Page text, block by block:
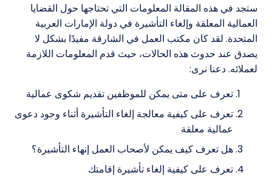
ستجد في هذه المقالة المعلومات التي تحتاجها حول القضايا
العمالية المعلقة وإلغاء التأشيرة في دولة الإمارات العربية
المتحدة. لقد كان مكتب العمل في الشارقة مفيدًا بشكل لا
يصدق عند حدوث هذه الحالات، حيث قدم المعلومات اللازمة
لعملائه. دعنا نرى:
تعرف على متى يمكن للموظفين تقديم شكوى عمالية
تعرف على كيفية معالجة إلغاء التأشيرة أثناء وجود دعوى
عمالية معلقة
هل تعرف كيف يمكن لأصحاب العمل إنهاء التأشيرة؟
تعرف على كيفية إلغاء تأشيرة إقامتك